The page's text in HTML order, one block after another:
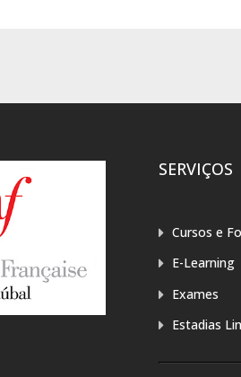
SERVIÇOS
Cursos e
E-Learning
Exames
Estadias